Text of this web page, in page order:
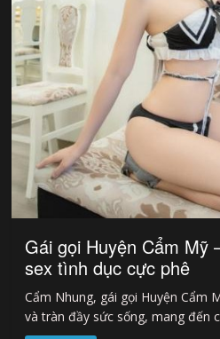
Gái gọi Huyện Cẩm Mỹ
sex tình dục cực phê
Cẩm Nhung, gái gọi Huyện Cẩm
và tràn đầy sức sống, mang đến